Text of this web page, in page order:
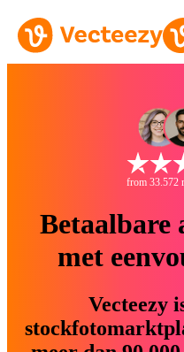
from 33.572
Betaalbare
met
Vecteezy